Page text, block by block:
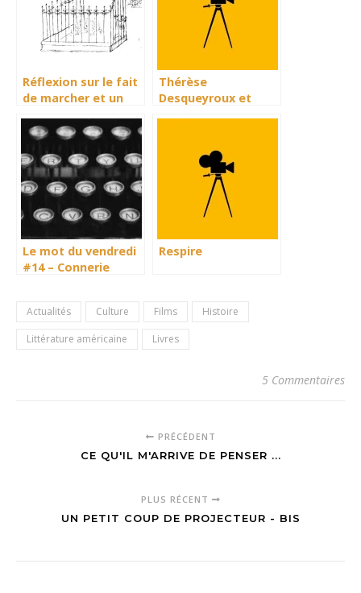
Réflexion sur le fait
de marcher et un
Thérèse
Desqueyroux et
Le mot du vendredi
#14 – Connerie
Respire
Actualités Culture Films
Histoire
Littérature américaine
Livres
5 Commentaires
PRÉCÉDENT
CE QU'IL M'ARRIVE DE PENSER ...
PLUS RÉCENT
UN PETIT COUP DE PROJECTEUR - BIS